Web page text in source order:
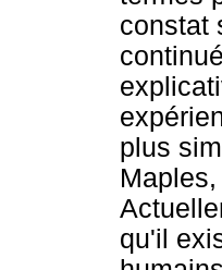
constat
plus
qu'il